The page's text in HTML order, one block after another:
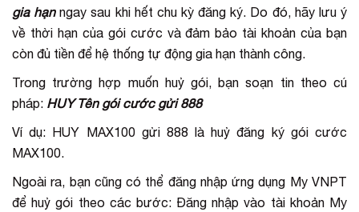
gia hạnngay sau khi hết chu kỳ đăng ký. Do đó, hãy lưu ý
về thời hạn của gói cước và đảm bảo tài khoản của bạn
còn đủ tiền để hệ thống tự động gia hạn thành công.
Trong trường hợp muốn huỷ gói, bạn soạn tin theo cú
pháp: HUY Tên gói cước gửi 888
Ví dụ: HUY MAX100 gửi 888 là huỷ đăng ký gói cước
MAX100.
Ngoài ra, bạn cũng có thể đăng nhập ứng dụng My VNPT
để huỷ gói theo các bước: Đăng nhập vào tài khoản My